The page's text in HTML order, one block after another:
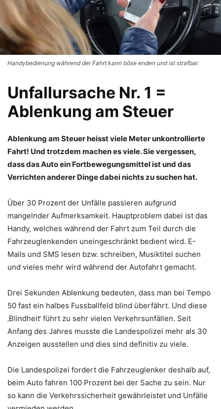
Handybedienung während der Fahrt kann böse enden und ist strafbar.
Unfallursache Nr. 1 =
Ablenkung am Steuer
Ablenkung am Steuer heisst viele Meter unkontrollierte
Fahrt! Und trotzdem machen es viele. Sie vergessen,
dass das Auto ein Fortbewegungsmittel ist und das
Verrichten anderer Dinge dabei nichts zu suchen hat.
Über 30 Prozent der Unfälle passieren aufgrund
mangelnder Aufmerksamkeit. Hauptproblem dabei ist das
Handy, welches während der Fahrt zum Teil durch die
Fahrzeuglenkenden uneingeschränkt bedient wird. E-
Mails und SMS lesen bzw. schreiben, Musiktitel suchen
und vieles mehr wird während der Autofahrt gemacht.
Drei Sekunden Ablenkung bedeuten, dass man bei Tempo
50 fast ein halbes Fussballfeld blind überfährt. Und diese
‚Blindheit‘ führt zu sehr vielen Verkehrsunfällen. Seit
Anfang des Jahres musste die Landespolizei mehr als 30
Anzeigen ausstellen und dies sind definitiv zu viele.
Die Landespolizei fordert die Fahrzeuglenker deshalb auf,
beim Auto fahren 100 Prozent bei der Sache zu sein. Nur
so kann die Verkehrssicherheit gewährleistet und Unfälle